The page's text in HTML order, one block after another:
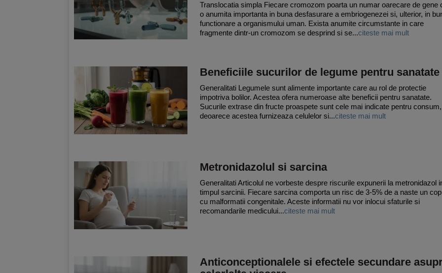
Translocatia simpla Fiecare cromozom poarta un numar oarecare de gene
o anumita importanta in buna desfasurare a embriogenezei si, ulterior, in
functionare a organismului uman. Exista anumite circumstante in care
fragmente dintr-un cromozom se desprind si se...citeste mai mult
Beneficiile sucurilor de legume pentru sanatate
Generalitati Legumele sunt alimente importante care au rol de protectie
impotriva bolilor. Acestea ofera numeroase alte beneficii pentru sanatate.
Sucurile extrase din fructe proaspete sunt cele mai indicate pentru consum,
deoarece acestea furnizeaza celulelor si...citeste mai mult
Metronidazolul si sarcina
Generalitati Articolul ne vorbeste despre riscurile expunerii la metronidazol
timpul sarcinii. Fiecare sarcina comporta un risc de 3-5% de a naste un
cu malformatii congenitale. Aceste informatii nu vor inlocui sfaturile si
recomandarile medicului...citeste mai mult
Anticonceptionalele si efectele secundare